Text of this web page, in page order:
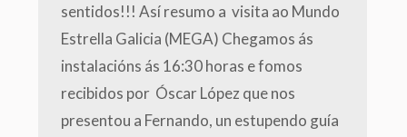
sentidos!!! Así resumo a visita ao Mundo
Estrella Galicia (MEGA) Chegamos ás
instalacións ás 16:30 horas e fomos
recibidos por Óscar López que nos
presentou a Fernando, un estupendo guía